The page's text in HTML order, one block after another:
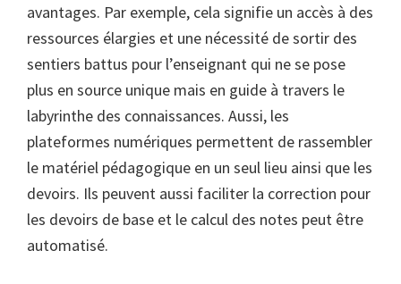
avantages. Par exemple, cela signifie un accès à des
ressources élargies et une nécessité de sortir des
sentiers battus pour l’enseignant qui ne se pose
plus en source unique mais en guide à travers le
labyrinthe des connaissances. Aussi, les
plateformes numériques permettent de rassembler
le matériel pédagogique en un seul lieu ainsi que les
devoirs. Ils peuvent aussi faciliter la correction pour
les devoirs de base et le calcul des notes peut être
automatisé.